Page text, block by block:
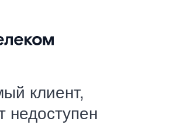
клиент,
недоступен